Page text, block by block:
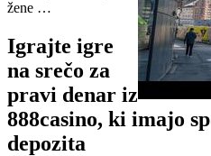
žene …
Igrajte igre
na srečo za
pravi denar iz
888casino, ki imajo
depozita